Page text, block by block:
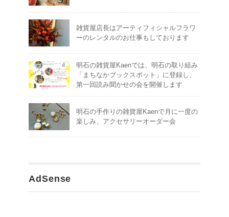
雑貨屋店長はアーティフィシャルフラワ
ーのレンタルのお仕事もしております
明石の雑貨屋Kaenでは、明石の取り組み
「まちなかブックスポット」に登録し、
第一回読み聞かせの会を開催します
明石の手作りの雑貨屋Kaenで月に一度の
楽しみ、アクセサリーオーダー会
AdSense